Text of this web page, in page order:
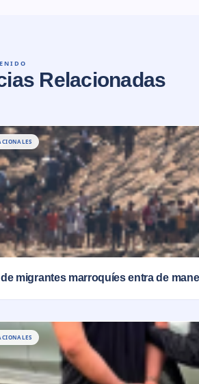
Relacionadas
de migrantes marroquíes entra de